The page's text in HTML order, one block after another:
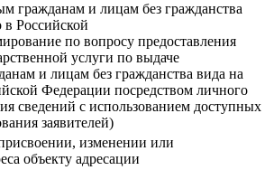
гражданам и лицам без гражданства
в Российской
по вопросу предоставления
услуги по выдаче
и лицам без гражданства вида на
Федерации посредством личного
сведений с использованием доступных
заявителей)
изменении или
объекту адресации